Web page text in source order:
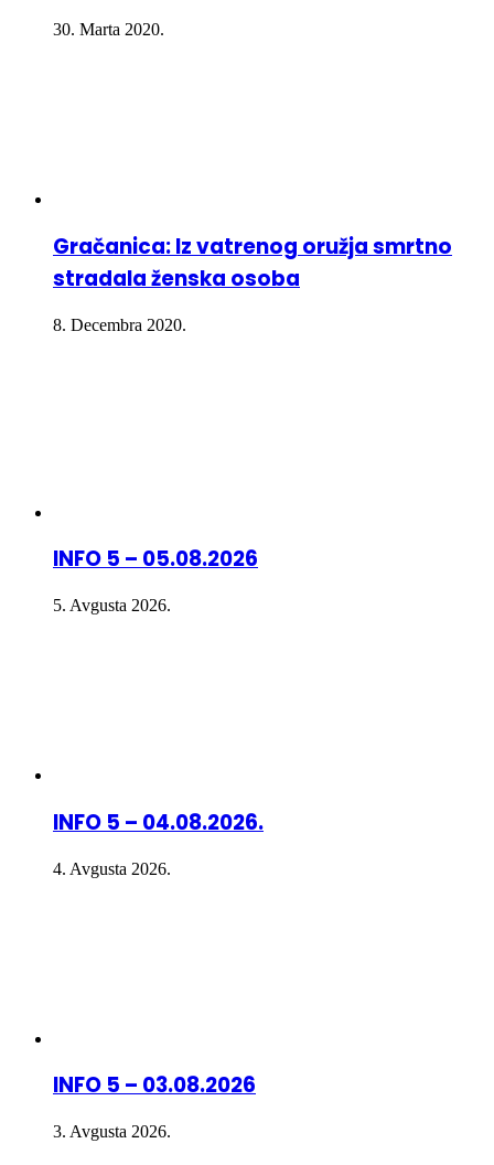
30. Marta 2020.
Gračanica: Iz vatrenog oružja smrtno
stradala ženska osoba
8. Decembra 2020.
INFO 5 – 05.08.2026
5. Avgusta 2026.
INFO 5 – 04.08.2026.
4. Avgusta 2026.
INFO 5 – 03.08.2026
3. Avgusta 2026.